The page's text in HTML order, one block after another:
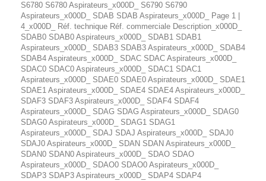
S6780 S6780 Aspirateurs_x000D_ S6790 S6790
Aspirateurs_x000D_ SDAB SDAB Aspirateurs_x000D_ Page 1 |
4_x000D_ Réf. technique Réf. commerciale Description_x000D_
SDAB0 SDAB0 Aspirateurs_x000D_ SDAB1 SDAB1
Aspirateurs_x000D_ SDAB3 SDAB3 Aspirateurs_x000D_ SDAB4
SDAB4 Aspirateurs_x000D_ SDAC SDAC Aspirateurs_x000D_
SDAC0 SDAC0 Aspirateurs_x000D_ SDAC1 SDAC1
Aspirateurs_x000D_ SDAE0 SDAE0 Aspirateurs_x000D_ SDAE1
SDAE1 Aspirateurs_x000D_ SDAE4 SDAE4 Aspirateurs_x000D_
SDAF3 SDAF3 Aspirateurs_x000D_ SDAF4 SDAF4
Aspirateurs_x000D_ SDAG SDAG Aspirateurs_x000D_ SDAG0
SDAG0 Aspirateurs_x000D_ SDAG1 SDAG1
Aspirateurs_x000D_ SDAJ SDAJ Aspirateurs_x000D_ SDAJ0
SDAJ0 Aspirateurs_x000D_ SDAN SDAN Aspirateurs_x000D_
SDAN0 SDAN0 Aspirateurs_x000D_ SDAO SDAO
Aspirateurs_x000D_ SDAO0 SDAO0 Aspirateurs_x000D_
SDAP3 SDAP3 Aspirateurs_x000D_ SDAP4 SDAP4